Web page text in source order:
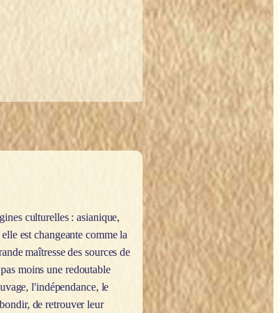
culturelles : asianique,
est changeante comme la
maîtresse des sources de
moins une redoutable
l'indépendance, le
de retrouver leur